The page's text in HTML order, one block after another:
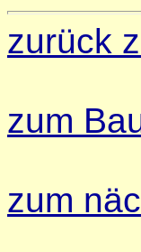
zurück
zum
zum